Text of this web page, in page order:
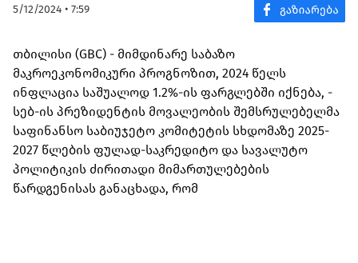
5/12/2024 • 7:59
თბილისი (GBC) - მიმდინარე საბაზო
მაკროეკონომიკური პროგნოზით, 2024 წელს
ინფლაცია საშუალოდ 1.2%-ის ფარგლებში იქნება, -
სებ-ის პრეზიდენტის მოვალეობის შემსრულებელმა
საფინანსო საბიუჯეტო კომიტეტის სხდომაზე 2025-
2027 წლების ფულად-საკრედიტო და სავალუტო
პოლიტიკის ძირითადი მიმართულებების
წარდგენისას განაცხადა, რომ